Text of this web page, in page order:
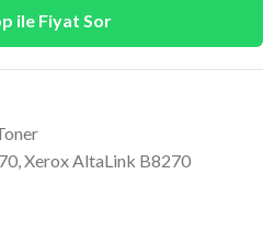
ile Fiyat Sor
,Xerox AltaLink B8270